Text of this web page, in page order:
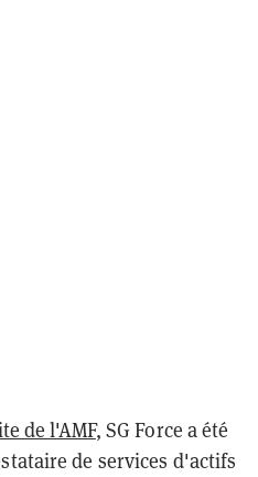
de l'AMF, SG Force a été
de services d'actifs